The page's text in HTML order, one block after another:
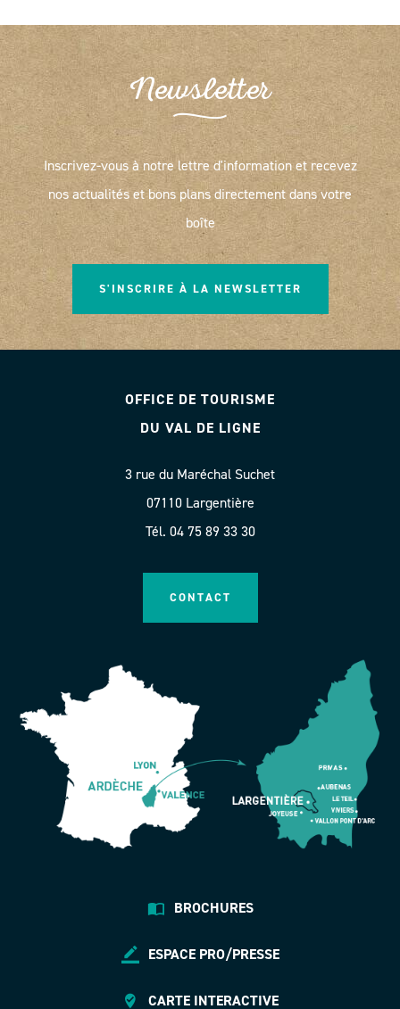
Newsletter
Inscrivez-vous à notre lettre d'information et recevez
nos actualités et bons plans directement dans votre
boîte
S'INSCRIRE À LA NEWSLETTER
OFFICE DE TOURISME
DU VAL DE LIGNE
3 rue du Maréchal Suchet
07110 Largentière
Tél. 04 75 89 33 30
CONTACT
BROCHURES
ESPACE PRO/PRESSE
CARTE INTERACTIVE